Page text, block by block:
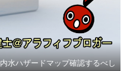
内水ハザードマップ確認するべし